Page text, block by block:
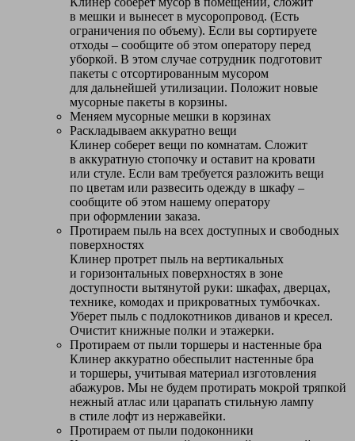
в мешки и вынесет в мусоропровод. (Есть
ограничения по объему). Если вы сортируете
отходы – сообщите об этом оператору перед
уборкой. В этом случае сотрудник подготовит
пакеты с отсортированным мусором
для дальнейшей утилизации. Положит новые
мусорные пакеты в корзины.
Меняем мусорные мешки в корзинах
Раскладываем аккуратно вещи
Клинер соберет вещи по комнатам. Сложит
в аккуратную стопочку и оставит на кровати
или стуле. Если вам требуется разложить вещи
по цветам или развесить одежду в шкафу –
сообщите об этом нашему оператору
при оформлении заказа.
Протираем пыль на всех доступных и свободных
поверхностях
Клинер протрет пыль на вертикальных
и горизонтальных поверхностях в зоне
доступности вытянутой руки: шкафах, дверцах,
технике, комодах и прикроватных тумбочках.
Уберет пыль с подлокотников диванов и кресел.
Очистит книжные полки и этажерки.
Протираем от пыли торшеры и настенные бра
Клинер аккуратно обеспылит настенные бра
и торшеры, учитывая материал изготовления
абажуров. Мы не будем протирать мокрой тряпкой
нежный атлас или царапать стильную лампу
в стиле лофт из нержавейки.
Протираем от пыли подоконники